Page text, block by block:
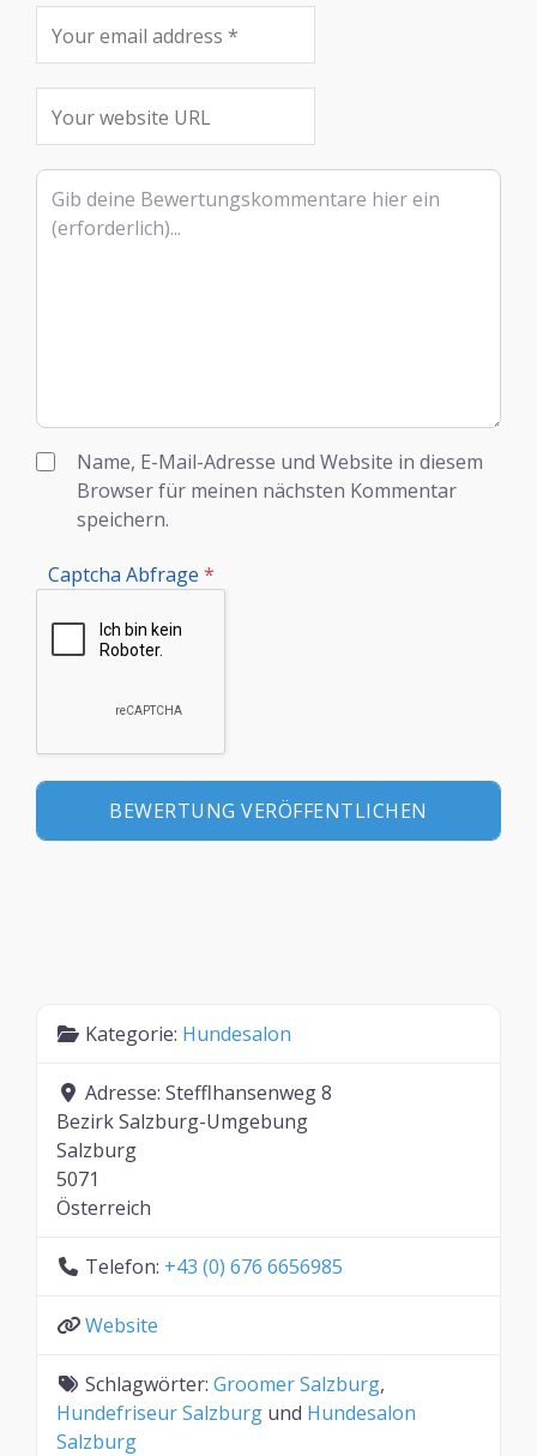
Rezensionstext
Name, E-Mail-Adresse und Website in diesem
Browser für meinen nächsten Kommentar
speichern.
Captcha Abfrage *
Kategorie: Hundesalon
Adresse: Stefflhansenweg 8
Bezirk Salzburg-Umgebung
Salzburg
5071
Österreich
Telefon: +43 (0) 676 6656985
Website
Schlagwörter: Groomer Salzburg,
Hundefriseur Salzburg und Hundesalon
Salzburg